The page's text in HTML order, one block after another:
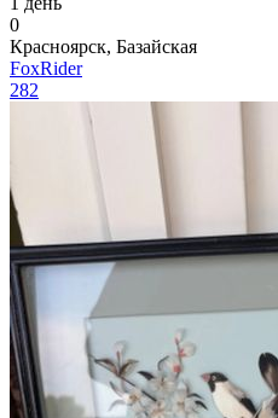
0
Красноярск, Базайская
FoxRider
282